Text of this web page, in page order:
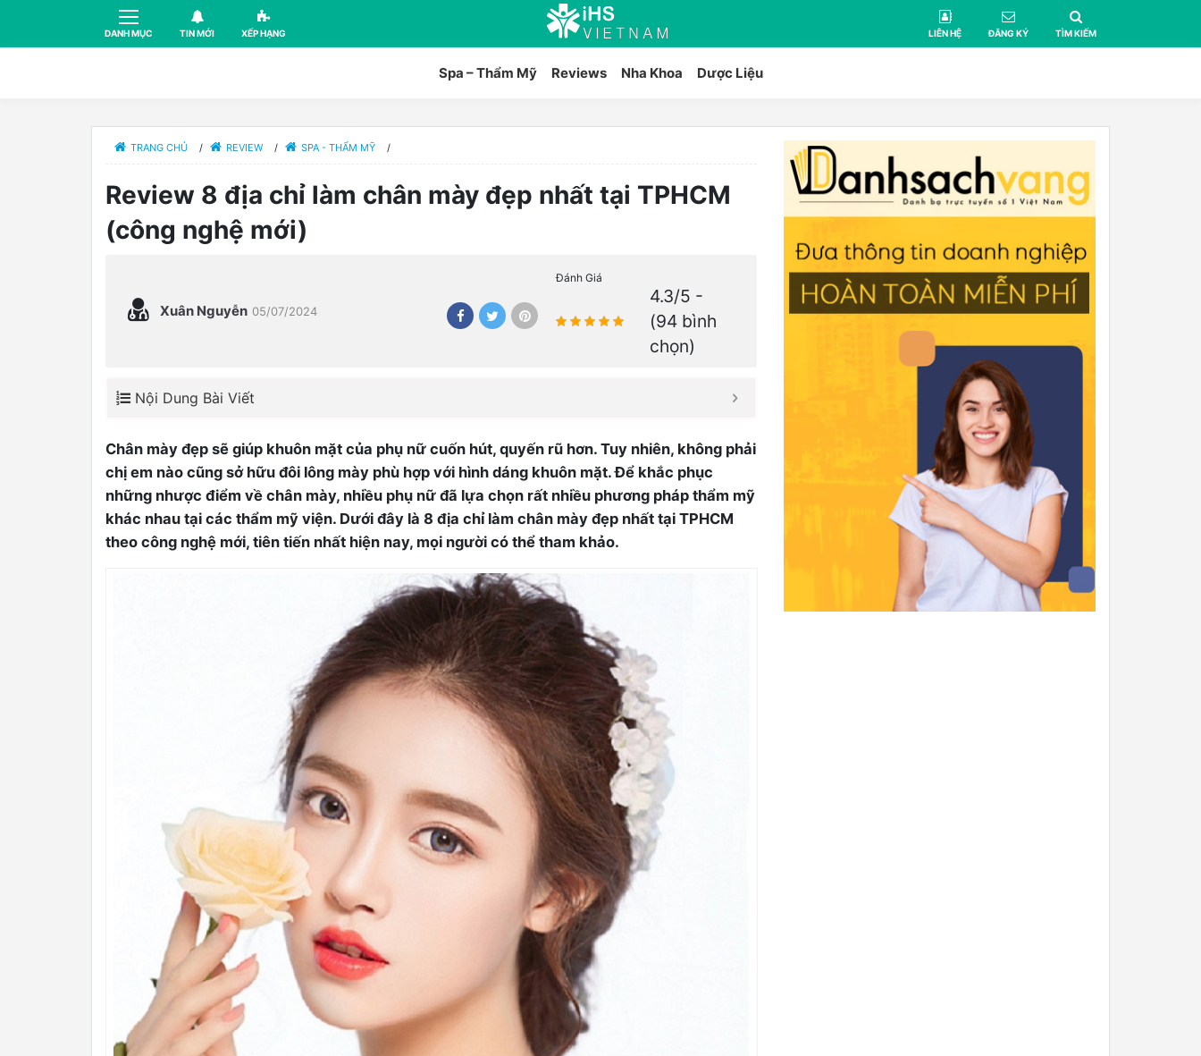
DANH MỤC TIN MỚI XẾP HẠNG LIÊN HỆ ĐĂNG KÝ TÌM KIẾM
Spa – Thẩm Mỹ Reviews Nha Khoa Dược Liệu
TRANG CHỦ / REVIEW / SPA - THẨM MỸ /
Review 8 địa chỉ làm chân mày đẹp nhất tại TPHCM
(công nghệ mới)
Xuân Nguyễn 05/07/2024
Đánh Giá
4.3/5 -
(94 bình
chọn)
Nội Dung Bài Viết
Chân mày đẹp sẽ giúp khuôn mặt của phụ nữ cuốn hút, quyến rũ hơn. Tuy nhiên, không phải
chị em nào cũng sở hữu đôi lông mày phù hợp với hình dáng khuôn mặt. Để khắc phục
những nhược điểm về chân mày, nhiều phụ nữ đã lựa chọn rất nhiều phương pháp thẩm mỹ
khác nhau tại các thẩm mỹ viện. Dưới đây là 8 địa chỉ làm chân mày đẹp nhất tại TPHCM
theo công nghệ mới, tiên tiến nhất hiện nay, mọi người có thể tham khảo.